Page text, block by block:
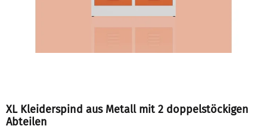
XL Kleiderspind aus Metall mit 2 doppelstöckigen
Abteilen